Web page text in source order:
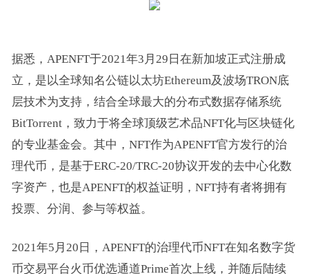
据悉，APENFT于2021年3月29日在新加坡正式注册成
立，是以全球知名公链以太坊Ethereum及波场TRON底
层技术为支持，结合全球最大的分布式数据存储系统
BitTorrent，致力于将全球顶级艺术品NFT化与区块链化
的专业基金会。其中，NFT作为APENFT官方发行的治
理代币，是基于ERC-20/TRC-20协议开发的去中心化数
字资产，也是APENFT的权益证明，NFT持有者将拥有
投票、分润、参与等权益。
2021年5月20日，APENFT的治理代币NFT在知名数字货
币交易平台火币优选通道Prime首次上线，并随后陆续